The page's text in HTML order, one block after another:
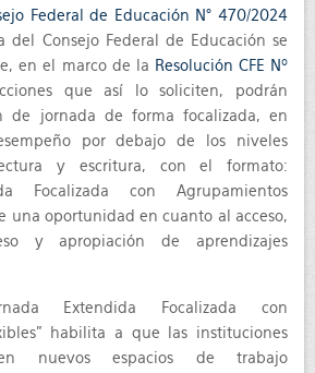
Federal de Educación N° 470/2024
del Consejo Federal de Educación se
en el marco de la Resolución CFE Nº
que así lo soliciten, podrán
de jornada de forma focalizada, en
por debajo de los niveles
y escritura, con el formato:
Focalizada con Agrupamientos
una oportunidad en cuanto al acceso,
y apropiación de aprendizajes
Extendida Focalizada con
habilita a que las instituciones
nuevos espacios de trabajo